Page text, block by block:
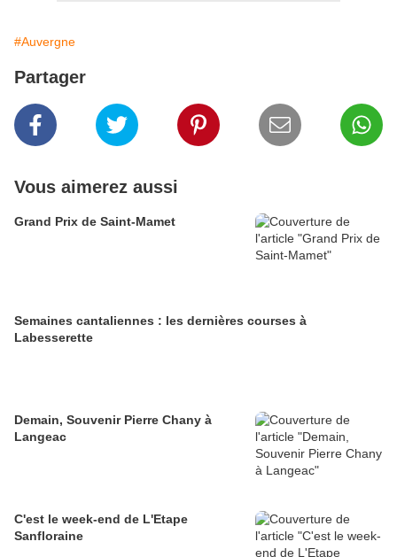
#Auvergne
Partager
Vous aimerez aussi
Grand Prix de Saint-Mamet
Semaines cantaliennes : les dernières courses à
Labesserette
Demain, Souvenir Pierre Chany à
Langeac
C'est le week-end de L'Etape
Sanfloraine